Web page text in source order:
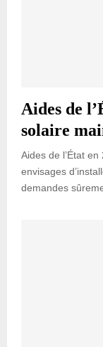
Aides de
solaire
Aides de l’État
envisages
demandes